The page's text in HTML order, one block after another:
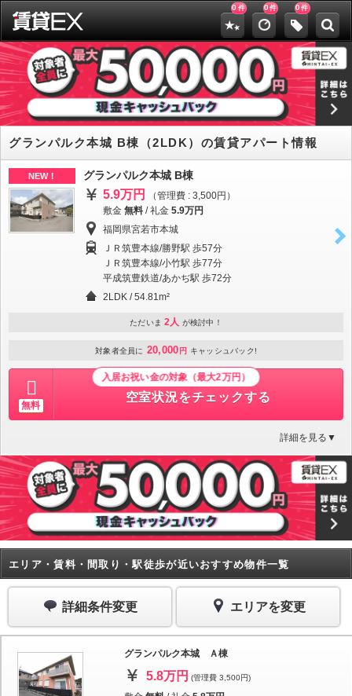
0 件 0件 0件
グランパルク本城 B棟（2LDK）の賃貸アパート情報
NEW！ グランパルク本城 B棟
5.9万円
（管理費 : 3,500円）
敷金 無料 /礼金 5.9万円
福岡県宮若市本城
ＪＲ筑豊本線/勝野駅 歩57分
ＪＲ筑豊本線/小竹駅 歩77分
平成筑豊鉄道/あかぢ駅 歩72分
2LDK / 54.81m²
ただいま 2人 が検討中！
対象者全員に 20,000 円 キャッシュバック!
無料
入居お祝い金の対象（最大2万円）
空室状況をチェックする
詳細を見る▼
エリア・賃料・間取り・駅徒歩が近いおすすめ物件一覧
詳細条件変更 エリアを変更
グランパルク本城 Ａ棟
5.8万円 (管理費 3,500円)